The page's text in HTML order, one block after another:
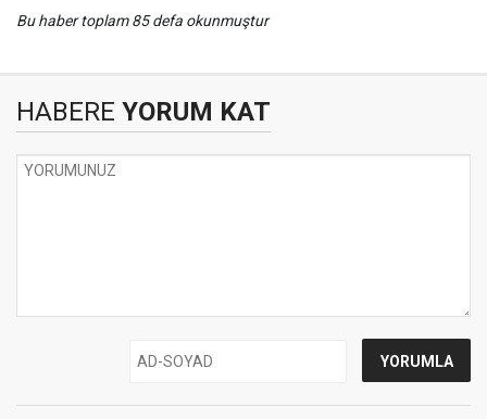
Bu haber toplam 85 defa okunmuştur
HABERE YORUM KAT